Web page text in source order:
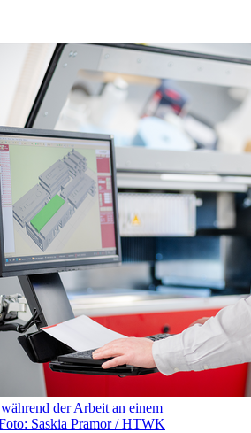
der Arbeit an einem
Saskia Pramor / HTWK